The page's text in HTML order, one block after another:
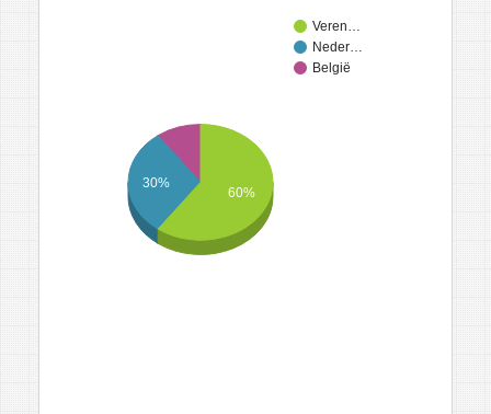
Veren…
Neder…
België
30%
60%